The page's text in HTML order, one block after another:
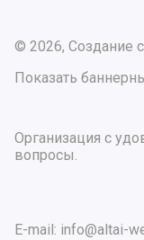
© 2026, Создание
Показать
Организация с
вопросы.
E-mail: info@altai-